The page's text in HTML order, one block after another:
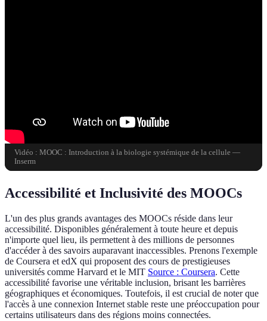
Vidéo : MOOC : Introduction à la biologie systémique de la cellule —
Inserm
Accessibilité et Inclusivité des MOOCs
L'un des plus grands avantages des MOOCs réside dans leur
accessibilité. Disponibles généralement à toute heure et depuis
n'importe quel lieu, ils permettent à des millions de personnes
d'accéder à des savoirs auparavant inaccessibles. Prenons l'exemple
de Coursera et edX qui proposent des cours de prestigieuses
universités comme Harvard et le MIT Source : Coursera. Cette
accessibilité favorise une véritable inclusion, brisant les barrières
géographiques et économiques. Toutefois, il est crucial de noter que
l'accès à une connexion Internet stable reste une préoccupation pour
certains utilisateurs dans des régions moins connectées.